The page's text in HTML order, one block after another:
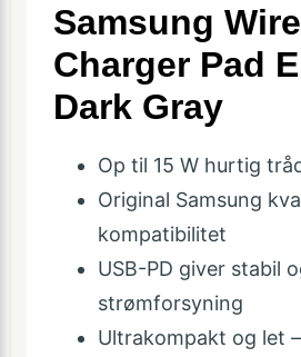
Samsung
Charger Pad
Dark Gray
Op til 15 W hurtig
Original Samsung
kompatibilitet
USB-PD giver stabil
strømforsyning
Ultrakompakt og let